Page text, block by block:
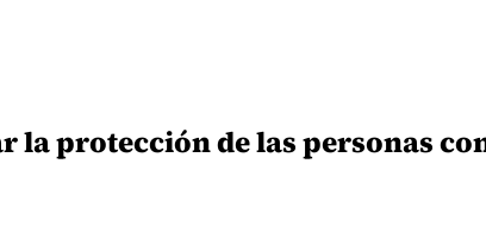
protección de las personas